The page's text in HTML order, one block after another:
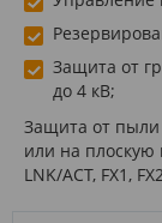
Защита от
до 4 кВ;
Защита от пыли
или на плоскую
LNK/ACT, FX1,